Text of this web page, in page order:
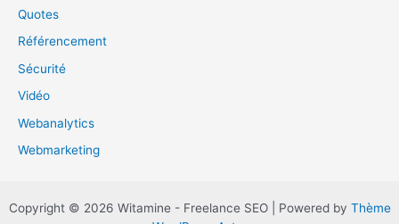
Quotes
Référencement
Sécurité
Vidéo
Webanalytics
Webmarketing
Copyright © 2026 Witamine - Freelance SEO | Powered by Thème